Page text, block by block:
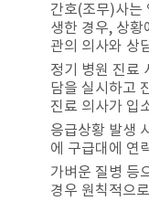
간호(조무)사는
생한 경우, 상황
관의 의사와 상
정기 병원 진료
담을 실시하고
진료 의사가 입
응급상황 발생
에 구급대에 연
가벼운 질병 등
경우 원칙적으